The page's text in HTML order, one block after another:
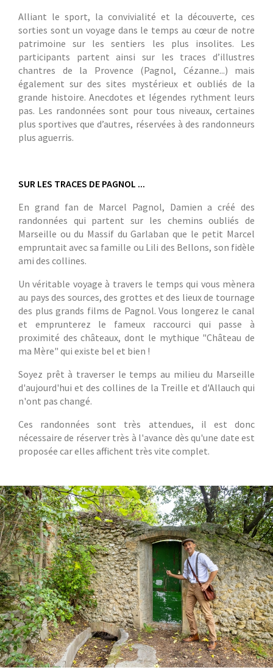
Alliant le sport, la convivialité et la découverte, ces
sorties sont un voyage dans le temps au cœur de notre
patrimoine sur les sentiers les plus insolites. Les
participants partent ainsi sur les traces d’illustres
chantres de la Provence (Pagnol, Cézanne...) mais
également sur des sites mystérieux et oubliés de la
grande histoire. Anecdotes et légendes rythment leurs
pas. Les randonnées sont pour tous niveaux, certaines
plus sportives que d’autres, réservées à des randonneurs
plus aguerris.
SUR LES TRACES DE PAGNOL ...
En grand fan de Marcel Pagnol, Damien a créé des
randonnées qui partent sur les chemins oubliés de
Marseille ou du Massif du Garlaban que le petit Marcel
empruntait avec sa famille ou Lili des Bellons, son fidèle
ami des collines.
Un véritable voyage à travers le temps qui vous mènera
au pays des sources, des grottes et des lieux de tournage
des plus grands films de Pagnol. Vous longerez le canal
et emprunterez le fameux raccourci qui passe à
proximité des châteaux, dont le mythique "Château de
ma Mère" qui existe bel et bien !
Soyez prêt à traverser le temps au milieu du Marseille
d'aujourd'hui et des collines de la Treille et d'Allauch qui
n'ont pas changé.
Ces randonnées sont très attendues, il est donc
nécessaire de réserver très à l'avance dès qu'une date est
proposée car elles affichent très vite complet.